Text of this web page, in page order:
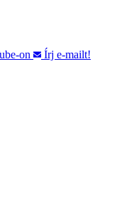
on
Írj e-mailt!